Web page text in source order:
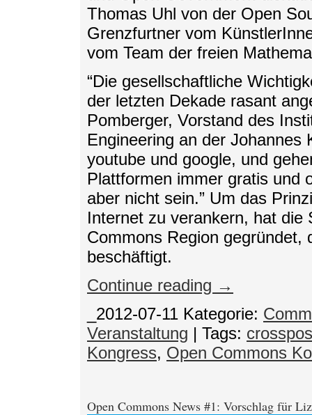
Thomas Uhl von der Open
Grenzfurtner vom
vom Team der freien
“Die gesellschaftliche
der letzten Dekade rasant
Pomberger, Vorstand des
Engineering an der Johannes
youtube und google, und
Plattformen immer gratis und
aber nicht sein.” Um das
Internet zu verankern, hat die
Commons Region gegründet,
beschäftigt.
Continue reading →
_2012-07-11 Kategorie:
Veranstaltung | Tags:
Kongress, Open Commons
Open Commons News #1: Vorschlag für